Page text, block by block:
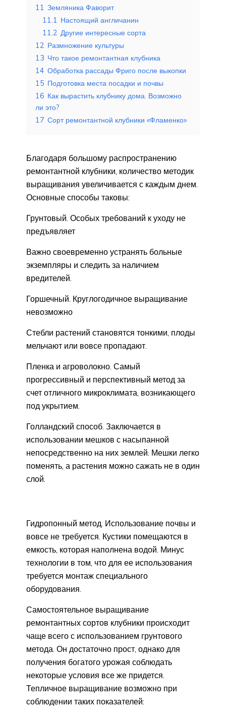
11 Земляника Фаворит
11.1 Настоящий англичанин
11.2 Другие интересные сорта
12 Размножение культуры
13 Что такое ремонтантная клубника
14 Обработка рассады Фриго после выкопки
15 Подготовка места посадки и почвы
16 Как вырастить клубнику дома. Возможно
ли это?
17 Сорт ремонтантной клубники «Фламенко»
Благодаря большому распространению
ремонтантной клубники, количество методик
выращивания увеличивается с каждым днем.
Основные способы таковы:
Грунтовый. Особых требований к уходу не
предъявляет
Важно своевременно устранять больные
экземпляры и следить за наличием
вредителей.
Горшечный. Круглогодичное выращивание
невозможно
Стебли растений становятся тонкими, плоды
мельчают или вовсе пропадают.
Пленка и агроволокно. Самый
прогрессивный и перспективный метод за
счет отличного микроклимата, возникающего
под укрытием.
Голландский способ. Заключается в
использовании мешков с насыпанной
непосредственно на них землей. Мешки легко
поменять, а растения можно сажать не в один
слой.
Гидропонный метод. Использование почвы и
вовсе не требуется. Кустики помещаются в
емкость, которая наполнена водой. Минус
технологии в том, что для ее использования
требуется монтаж специального
оборудования.
Самостоятельное выращивание
ремонтантных сортов клубники происходит
чаще всего с использованием грунтового
метода. Он достаточно прост, однако для
получения богатого урожая соблюдать
некоторые условия все же придется.
Тепличное выращивание возможно при
соблюдении таких показателей: